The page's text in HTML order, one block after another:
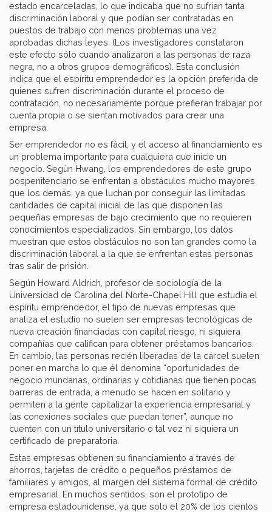
estado encarceladas, lo que indicaba que no sufrían tanta
discriminación laboral y que podían ser contratadas en
puestos de trabajo con menos problemas una vez
aprobadas dichas leyes. (Los investigadores constataron
este efecto sólo cuando analizaron a las personas de raza
negra, no a otros grupos demográficos). Esta conclusión
indica que el espíritu emprendedor es la opción preferida de
quienes sufren discriminación durante el proceso de
contratación, no necesariamente porque prefieran trabajar por
cuenta propia o se sientan motivados para crear una
empresa.
Ser emprendedor no es fácil, y el acceso al financiamiento es
un problema importante para cualquiera que inicie un
negocio. Según Hwang, los emprendedores de este grupo
pospenitenciario se enfrentan a obstáculos mucho mayores
que los demás, ya que luchan por conseguir las limitadas
cantidades de capital inicial de las que disponen las
pequeñas empresas de bajo crecimiento que no requieren
conocimientos especializados. Sin embargo, los datos
muestran que estos obstáculos no son tan grandes como la
discriminación laboral a la que se enfrentan estas personas
tras salir de prisión.
Según Howard Aldrich, profesor de sociología de la
Universidad de Carolina del Norte-Chapel Hill que estudia el
espíritu emprendedor, el tipo de nuevas empresas que
analiza el estudio no suelen ser empresas tecnológicas de
nueva creación financiadas con capital riesgo, ni siquiera
compañías que califican para obtener préstamos bancarios.
En cambio, las personas recién liberadas de la cárcel suelen
poner en marcha lo que él denomina “oportunidades de
negocio mundanas, ordinarias y cotidianas que tienen pocas
barreras de entrada, a menudo se hacen en solitario y
permiten a la gente capitalizar la experiencia empresarial y
las conexiones sociales que puedan tener”, aunque no
cuenten con un título universitario o tal vez ni siquiera un
certificado de preparatoria.
Estas empresas obtienen su financiamiento a través de
ahorros, tarjetas de crédito o pequeños préstamos de
familiares y amigos, al margen del sistema formal de crédito
empresarial. En muchos sentidos, son el prototipo de
empresa estadounidense, ya que solo el 20% de los cientos